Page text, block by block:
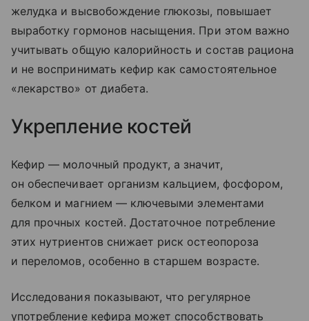
желудка и высвобождение глюкозы, повышает
выработку гормонов насыщения. При этом важно
учитывать общую калорийность и состав рациона
и не воспринимать кефир как самостоятельное
«лекарство» от диабета.
Укрепление костей
Кефир — молочный продукт, а значит,
он обеспечивает организм кальцием, фосфором,
белком и магнием — ключевыми элементами
для прочных костей. Достаточное потребление
этих нутриентов снижает риск остеопороза
и переломов, особенно в старшем возрасте.
Исследования показывают, что регулярное
употребление кефира может способствовать